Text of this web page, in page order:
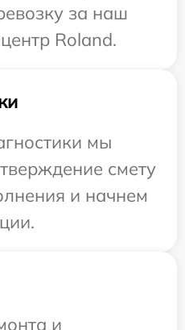
за наш
Roland.
мы
смету
и начнем
и